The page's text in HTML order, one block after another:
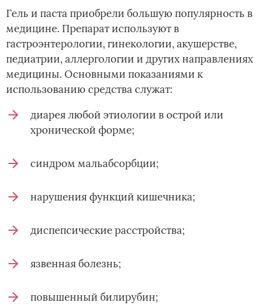
Гель и паста приобрели большую популярность в
медицине. Препарат используют в
гастроэнтерологии, гинекологии, акушерстве,
педиатрии, аллергологии и других направлениях
медицины. Основными показаниями к
использованию средства служат:
диарея любой этиологии в острой или
хронической форме;
синдром мальабсорбции;
нарушения функций кишечника;
диспепсические расстройства;
язвенная болезнь;
повышенный билирубин;